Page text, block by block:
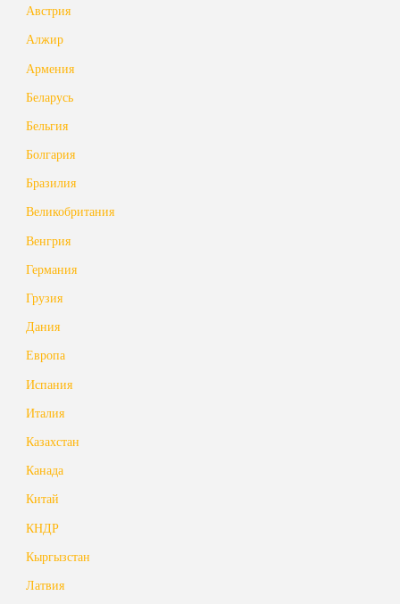
Австрия
Алжир
Армения
Беларусь
Бельгия
Болгария
Бразилия
Великобритания
Венгрия
Германия
Грузия
Дания
Европа
Испания
Италия
Казахстан
Канада
Китай
КНДР
Кыргызстан
Латвия